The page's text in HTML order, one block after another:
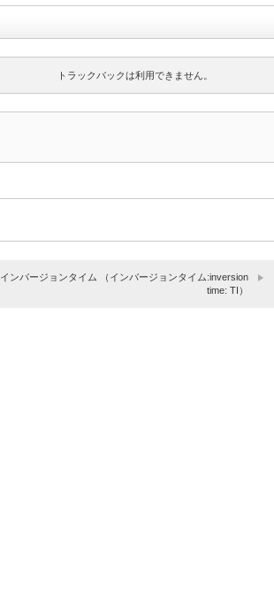
トラックバックは利用できません。
インバージョンタイム （インバージョンタイム:inversion
time: TI）